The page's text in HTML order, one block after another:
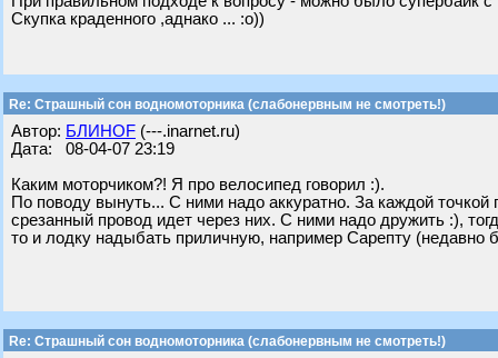
Скупка краденного ,аднако ... :о))
Re: Страшный сон водномоторника (слабонервным не смотреть!)
Автор: БЛИНОF (---.inarnet.ru)
Дата: 08-04-07 23:19
Каким моторчиком?! Я про велосипед говорил :).
По поводу вынуть... С ними надо аккуратно. За каждой
срезанный провод идет через них. С ними надо дружить :),
то и лодку надыбать приличную, например Сарепту
Re: Страшный сон водномоторника (слабонервным не смотреть!)